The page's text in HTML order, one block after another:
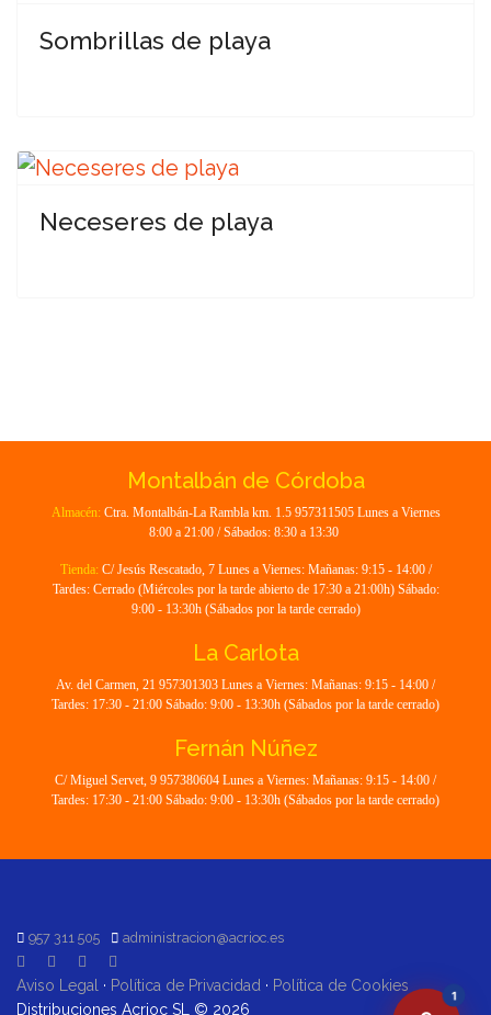
Sombrillas de playa
Neceseres de playa
Montalbán de Córdoba
Almacén: Ctra. Montalbán-La Rambla km. 1.5 957311505 Lunes a Viernes
8:00 a 21:00 / Sábados: 8:30 a 13:30
Tienda: C/ Jesús Rescatado, 7 Lunes a Viernes: Mañanas: 9:15 - 14:00 /
Tardes: Cerrado (Miércoles por la tarde abierto de 17:30 a 21:00h) Sábado:
9:00 - 13:30h (Sábados por la tarde cerrado)
La Carlota
Av. del Carmen, 21 957301303 Lunes a Viernes: Mañanas: 9:15 - 14:00 /
Tardes: 17:30 - 21:00 Sábado: 9:00 - 13:30h (Sábados por la tarde cerrado)
Fernán Núñez
C/ Miguel Servet, 9 957380604 Lunes a Viernes: Mañanas: 9:15 - 14:00 /
Tardes: 17:30 - 21:00 Sábado: 9:00 - 13:30h (Sábados por la tarde cerrado)
957 311 505 administracion@acrioc.es
Aviso Legal · Política de Privacidad · Política de Cookies
Distribuciones Acrioc SL © 2026
1